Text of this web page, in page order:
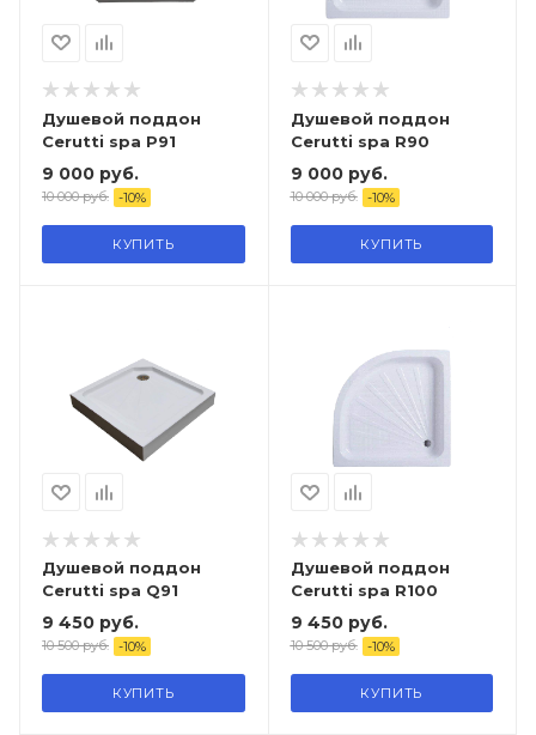
Душевой поддон
Cerutti spa P91
9 000 руб.
10 000руб. -10%
КУПИТЬ
Душевой поддон
Cerutti spa R90
9 000руб.
10 000руб. -10%
КУПИТЬ
Душевой поддон
Cerutti spa Q91
9 450 руб.
10 500руб. -10%
КУПИТЬ
Душевой поддон
Cerutti spa R100
9 450руб.
10 500руб. -10%
КУПИТЬ